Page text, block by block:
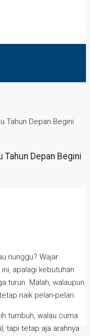
Tahun Depan Begini
Tahun Depan Begini
nunggu? Wajar
apalagi kebutuhan
turun. Malah, walaupun
naik pelan-pelan.
tumbuh, walau cuma
tapi tetap aja arahnya